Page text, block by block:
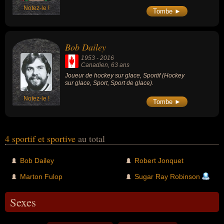
Notez-le ! Tombe ►
Notez-le !
Bob Dailey
1953 - 2016
Canadien , 63 ans
Joueur de hockey sur glace, Sportif (Hockey
sur glace, Sport, Sport de glace).
Tombe ►
4 sportif et sportive au total
Bob Dailey
Marton Fulop
Robert Jonquet
Sugar Ray Robinson
Sexes